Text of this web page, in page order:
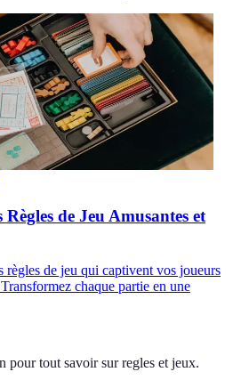
de Jeu Amusantes et
règles de jeu qui captivent vos joueurs
chaque partie en une
pour tout savoir sur regles et jeux.